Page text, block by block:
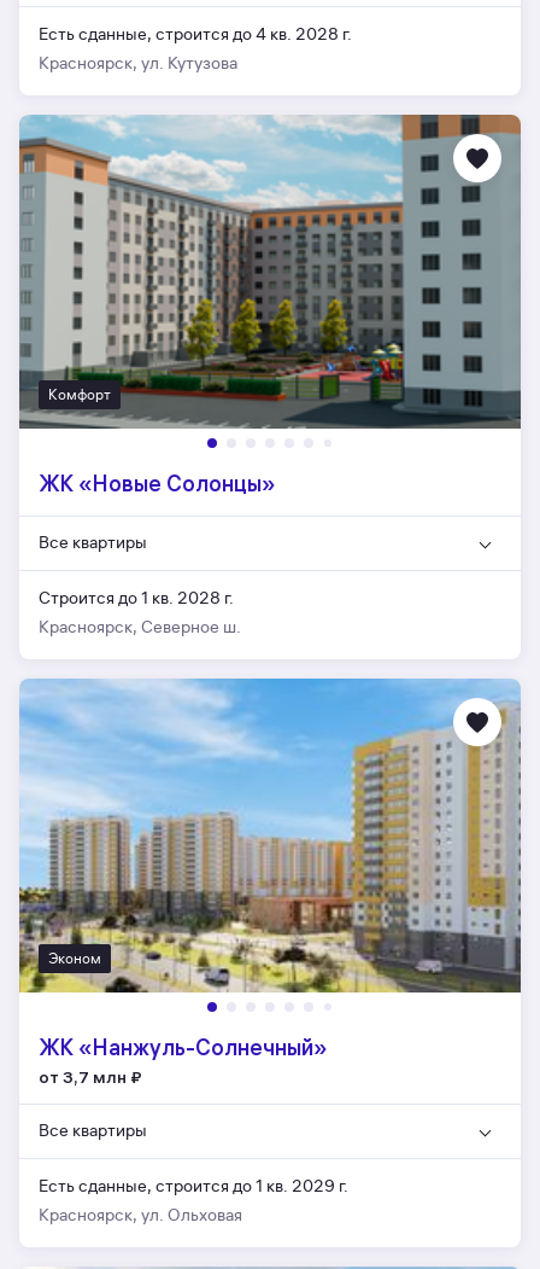
Есть сданные, строится до 4 кв. 2028 г.
Красноярск, ул. Кутузова
Комфорт
ЖК «Новые Солонцы»
Все квартиры
Строится до 1 кв. 2028 г.
Красноярск, Северное ш.
Эконом
ЖК «Нанжуль-Солнечный»
от 3,7 млн ₽
Все квартиры
Есть сданные, строится до 1 кв. 2029 г.
Красноярск, ул. Ольховая